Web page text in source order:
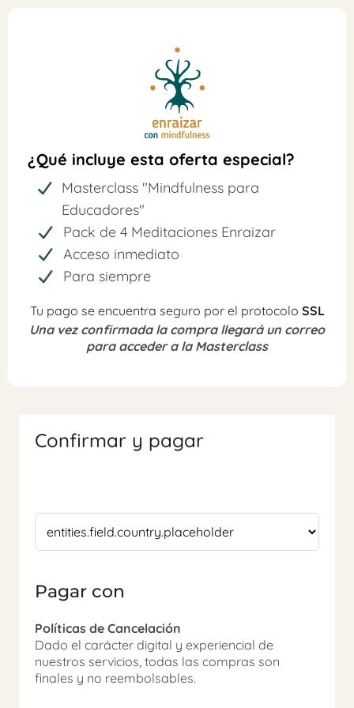
¿Qué incluye esta oferta especial?
Masterclass "Mindfulness para
Educadores"
Pack de 4 Meditaciones Enraizar
Acceso inmediato
Para siempre
Tu pago se encuentra seguro por el protocolo SSL
Una vez confirmada la compra llegará un correo
para acceder a la Masterclass
Confirmar y pagar
Pagar con
Políticas de Cancelación
Dado el carácter digital y experiencial de
nuestros servicios, todas las compras son
finales y no reembolsables.